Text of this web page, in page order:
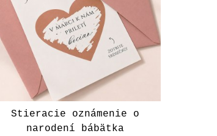
Stieracie oznámenie o
narodení bábätka